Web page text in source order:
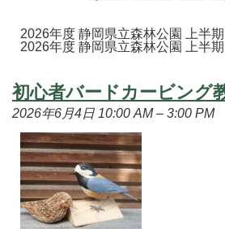
2026年度 静岡県立森林公園 上半
2026年度 静岡県立森林公園 上半
初心者バードカービング
2026年6月4日 10:00 AM– 3:00 PM